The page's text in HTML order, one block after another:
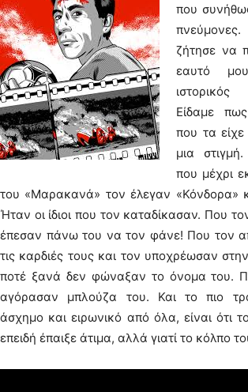
που
ζήτησε να
εαυτό
ιστορικός
Είδαμε
που τα
μια
που μέχρι
του «Μαρακανά» τον έλεγαν «Κόνδορα»
Ήταν οι ίδιοι που τον καταδίκασαν. Που
έπεσαν πάνω του να τον φάνε! Που τον
τις καρδιές τους και τον υποχρέωσαν
ποτέ ξανά δεν φώναξαν το όνομα του.
αγόρασαν μπλούζα του. Και το πιο
άσχημο και ειρωνικό από όλα, είναι ότι
επειδή έπαιξε άτιμα, αλλά γιατί το κόλπο